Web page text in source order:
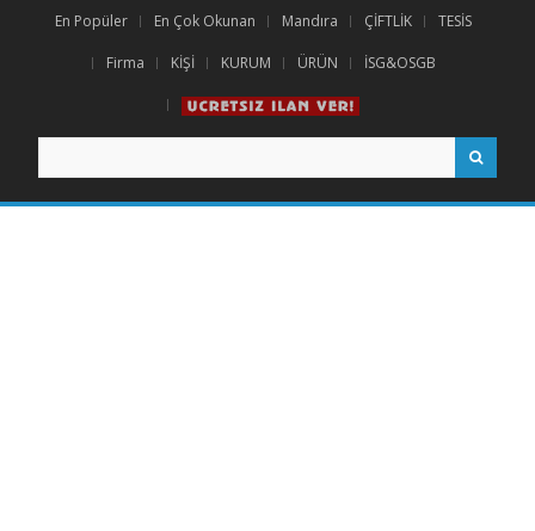
En Popüler En Çok Okunan Mandıra ÇİFTLİK TESİS
Firma KİŞİ KURUM ÜRÜN İSG&OSGB
for: